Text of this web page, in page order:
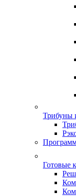
Трибуны
Готовые